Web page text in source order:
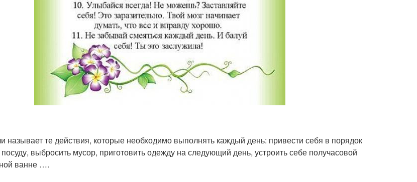
называет те действия, которые необходимо выполнять каждый день: привести себя в порядок
выбросить мусор, приготовить одежду на следующий день, устроить себе получасовой
ванне ….